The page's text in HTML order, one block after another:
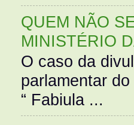
QUEM NÃO
MINISTÉRIO
O caso da
parlamentar
“ Fabiula ...